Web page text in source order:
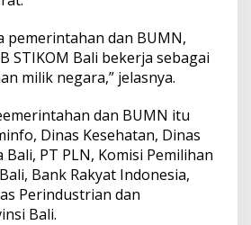
a
6
u
a
n
pemerintahan dan BUMN,
STIKOM Bali bekerja sebagai
milik negara,” jelasnya.
dan BUMN itu
Dinas Kesehatan, Dinas
Bali, PT PLN, Komisi Pemilihan
Bank Rakyat Indonesia,
Perindustrian dan
Bali.